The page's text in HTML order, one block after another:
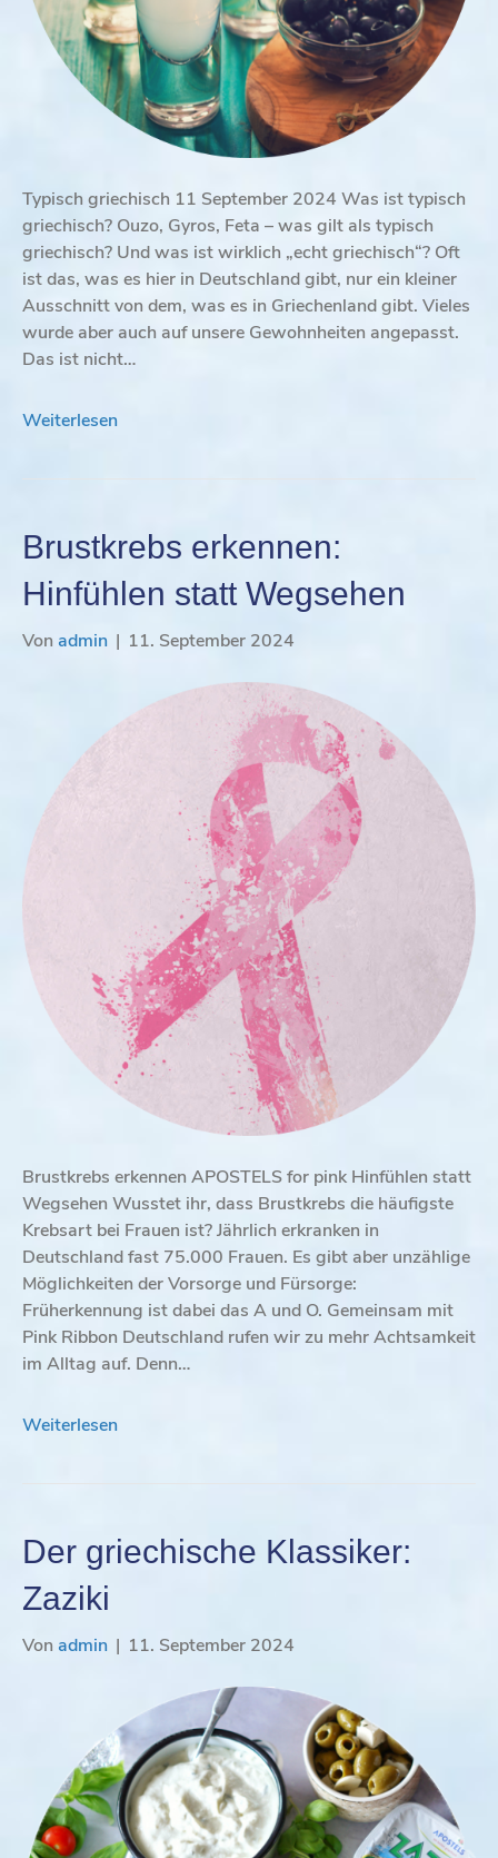
Typisch griechisch 11 September 2024 Was ist typisch
griechisch? Ouzo, Gyros, Feta – was gilt als typisch
griechisch? Und was ist wirklich „echt griechisch“? Oft
ist das, was es hier in Deutschland gibt, nur ein kleiner
Ausschnitt von dem, was es in Griechenland gibt. Vieles
wurde aber auch auf unsere Gewohnheiten angepasst.
Das ist nicht…
Weiterlesen
Brustkrebs erkennen:
Hinfühlen statt Wegsehen
Von admin | 11. September 2024
Brustkrebs erkennen APOSTELS for pink Hinfühlen statt
Wegsehen Wusstet ihr, dass Brustkrebs die häufigste
Krebsart bei Frauen ist? Jährlich erkranken in
Deutschland fast 75.000 Frauen. Es gibt aber unzählige
Möglichkeiten der Vorsorge und Fürsorge:
Früherkennung ist dabei das A und O. Gemeinsam mit
Pink Ribbon Deutschland rufen wir zu mehr Achtsamkeit
im Alltag auf. Denn…
Weiterlesen
Der griechische Klassiker:
Zaziki
Von admin | 11. September 2024